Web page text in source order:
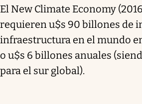
El New Climate Economy
requieren u$s 90 billones de
infraestructura en el mundo
o u$s 6 billones anuales
para el sur global).